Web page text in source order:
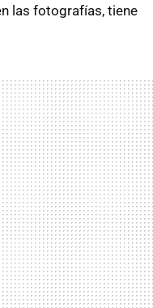
las fotografías, tiene